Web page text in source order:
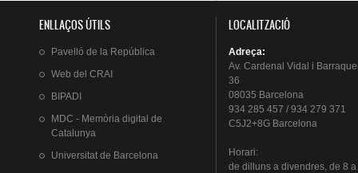
ENLLAÇOS ÚTILS
Pavelló de la República
Web del CRAI
BIPADI
MDC - Memòria digital de
Catalunya
Universitat de Barcelona
LOCALITZACIÓ
Adreça:
Av. Cardenal Vidal i
36
08035 Barcelona
934 285 457 / 934 279 371
C5J2+8G Barcelona
Horari:
de dillunsa divendres, de 8